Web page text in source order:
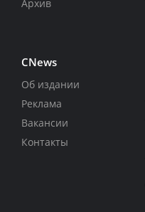
Архив
CNews
Об издании
Реклама
Вакансии
Контакты